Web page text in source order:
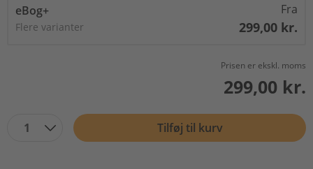
eBog+
Flere varianter
Fra
299,00 kr.
Prisen er ekskl. moms
299,00 kr.
1 Tilføj til kurv